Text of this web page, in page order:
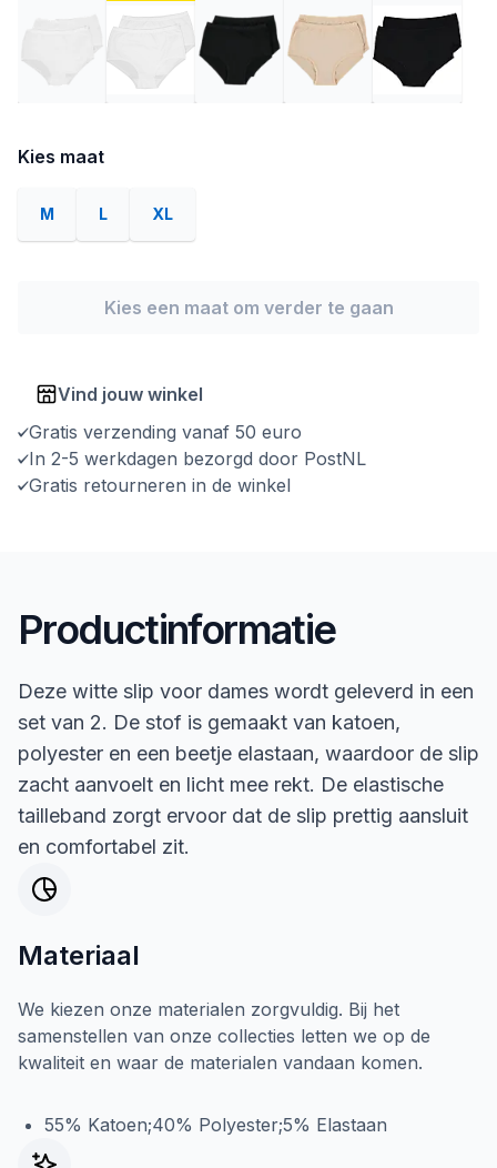
Kies maat
M L XL
Kies een maat om verder te gaan
Vind jouw winkel
Gratis verzending vanaf 50 euro
In 2-5 werkdagen bezorgd door PostNL
Gratis retourneren in de winkel
Productinformatie
Deze witte slip voor dames wordt geleverd in een
set van 2. De stof is gemaakt van katoen,
polyester en een beetje elastaan, waardoor de slip
zacht aanvoelt en licht mee rekt. De elastische
tailleband zorgt ervoor dat de slip prettig aansluit
en comfortabel zit.
Materiaal
We kiezen onze materialen zorgvuldig. Bij het
samenstellen van onze collecties letten we op de
kwaliteit en waar de materialen vandaan komen.
55% Katoen;40% Polyester;5% Elastaan